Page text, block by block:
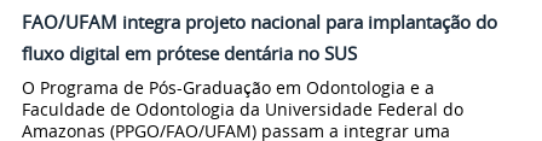
FAO/UFAM integra projeto nacional para implantação do
fluxo digital em prótese dentária no SUS
O Programa de Pós-Graduação em Odontologia e a
Faculdade de Odontologia da Universidade Federal do
Amazonas (PPGO/FAO/UFAM) passam a integrar uma